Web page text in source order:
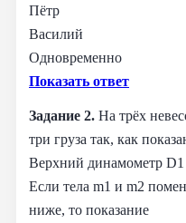
Пётр
Василий
Одновременно
Показать ответ
Задание 2. На трёх
три груза так, как
Верхний динамометр
Если тела m1 и m2
ниже, то показание